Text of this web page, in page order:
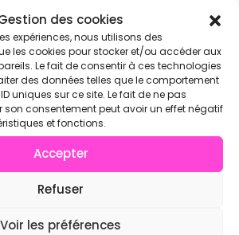
des cookies
expériences, nous utilisons des
les cookies pour stocker et/ou accéder aux
Le fait de consentir à ces technologies
des données telles que le comportement
uniques sur ce site. Le fait de ne pas
son consentement peut avoir un effet négatif
et fonctions.
Accepter
Refuser
Voir les préférences
épaules, le dos et les bras. De
exercices de mobilité pour vous
sont prêtes à
avez maîtrisé les muscle-ups de
explorer différentes variations